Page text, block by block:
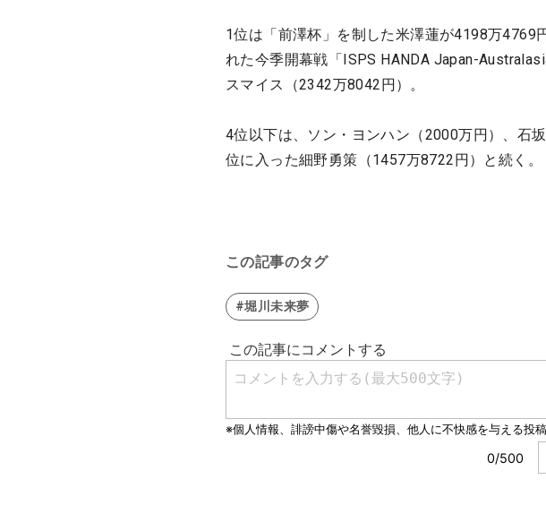
1位は「前澤杯」を制した米澤蓮が4198万4769
れた今季開幕戦「ISPS HANDA Japan-
スマイス（2342万8042円）。
4位以下は、ソン・ヨンハン（2000万円）、石
位に入った細野勇策（1457万8722円）と続く。
この記事のタグ
#堀川未来夢